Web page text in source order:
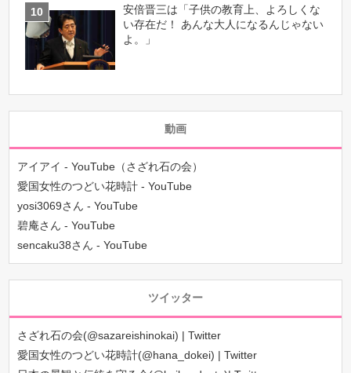
安倍晋三は「子供の教育上、よろしくな
い存在だ！ あんな大人になるんじゃない
よ。」
動画
アイアイ - YouTube（さざれ石の会）
愛国女性のつどい花時計 - YouTube
yosi3069さん - YouTube
碧庵さん - YouTube
sencaku38さん - YouTube
ツイッター
さざれ石の会(@sazareishinokai) | Twitter
愛国女性のつどい花時計(@hana_dokei) | Twitter